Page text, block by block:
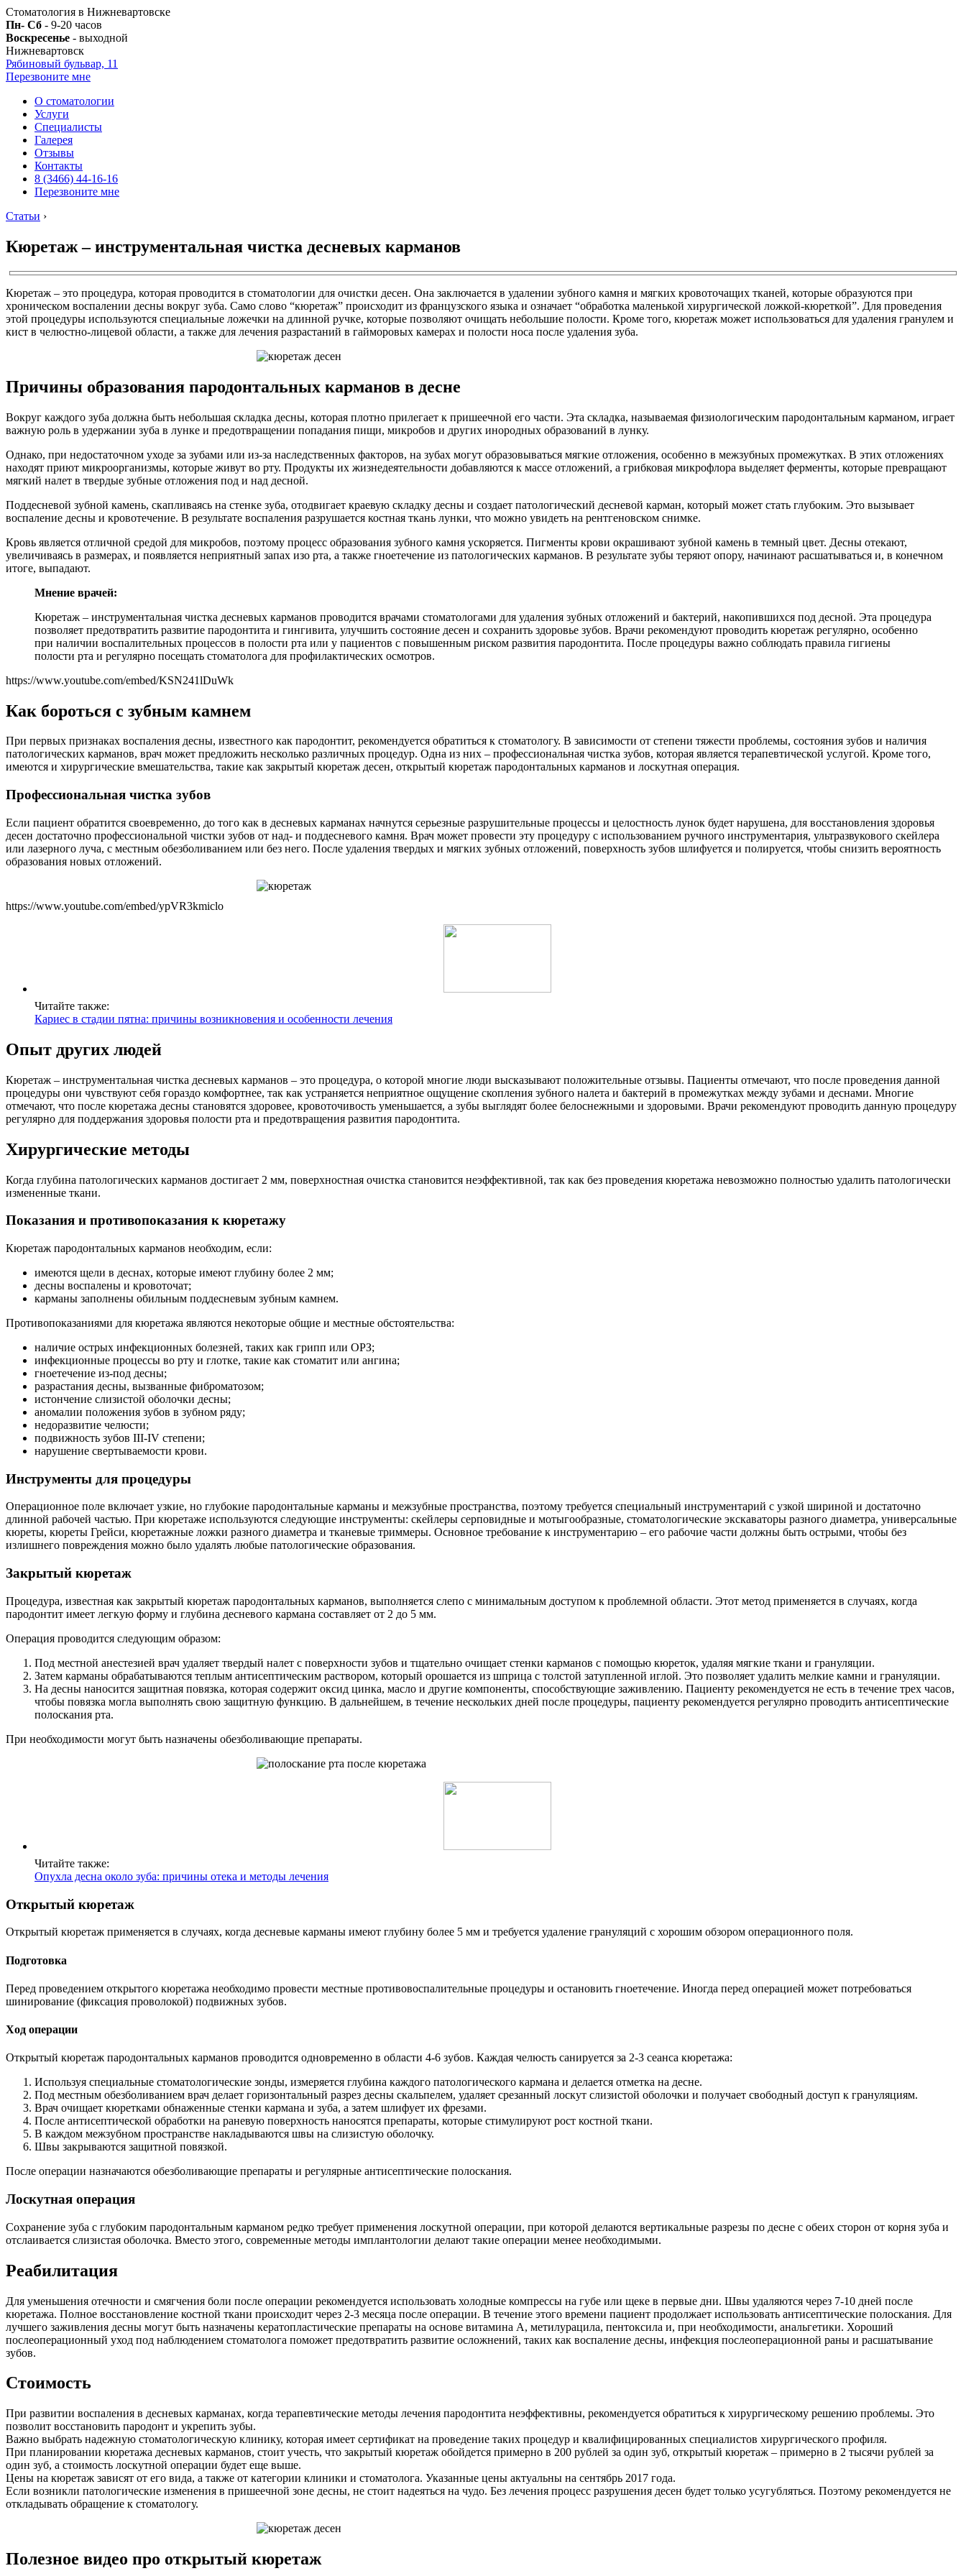
Стоматология в Нижневартовске
Пн- Сб - 9-20 часов
Воскресенье - выходной
Нижневартовск
Рябиновый бульвар, 11
Перезвоните мне
О стоматологии
Услуги
Специалисты
Галерея
Отзывы
Контакты
8 (3466) 44-16-16
Перезвоните мне
Статьи ›
Кюретаж – инструментальная чистка десневых карманов
Кюретаж – это процедура, которая проводится в стоматологии для очистки десен. Она заключается в удалении зубного камня и мягких кровоточащих тканей, которые образуются при
хроническом воспалении десны вокруг зуба. Само слово “кюретаж” происходит из французского языка и означает “обработка маленькой хирургической ложкой-кюреткой”. Для проведения
этой процедуры используются специальные ложечки на длинной ручке, которые позволяют очищать небольшие полости. Кроме того, кюретаж может использоваться для удаления гранулем и
кист в челюстно-лицевой области, а также для лечения разрастаний в гайморовых камерах и полости носа после удаления зуба.
Причины образования пародонтальных карманов в десне
Вокруг каждого зуба должна быть небольшая складка десны, которая плотно прилегает к пришеечной его части. Эта складка, называемая физиологическим пародонтальным карманом, играет
важную роль в удержании зуба в лунке и предотвращении попадания пищи, микробов и других инородных образований в лунку.
Однако, при недостаточном уходе за зубами или из-за наследственных факторов, на зубах могут образовываться мягкие отложения, особенно в межзубных промежутках. В этих отложениях
находят приют микроорганизмы, которые живут во рту. Продукты их жизнедеятельности добавляются к массе отложений, а грибковая микрофлора выделяет ферменты, которые превращают
мягкий налет в твердые зубные отложения под и над десной.
Поддесневой зубной камень, скапливаясь на стенке зуба, отодвигает краевую складку десны и создает патологический десневой карман, который может стать глубоким. Это вызывает
воспаление десны и кровотечение. В результате воспаления разрушается костная ткань лунки, что можно увидеть на рентгеновском снимке.
Кровь является отличной средой для микробов, поэтому процесс образования зубного камня ускоряется. Пигменты крови окрашивают зубной камень в темный цвет. Десны отекают,
увеличиваясь в размерах, и появляется неприятный запах изо рта, а также гноетечение из патологических карманов. В результате зубы теряют опору, начинают расшатываться и, в конечном
итоге, выпадают.
Мнение врачей:
Кюретаж – инструментальная чистка десневых карманов проводится врачами стоматологами для удаления зубных отложений и бактерий, накопившихся под десной. Эта процедура
позволяет предотвратить развитие пародонтита и гингивита, улучшить состояние десен и сохранить здоровье зубов. Врачи рекомендуют проводить кюретаж регулярно, особенно
при наличии воспалительных процессов в полости рта или у пациентов с повышенным риском развития пародонтита. После процедуры важно соблюдать правила гигиены
полости рта и регулярно посещать стоматолога для профилактических осмотров.
https://www.youtube.com/embed/KSN241lDuWk
Как бороться с зубным камнем
При первых признаках воспаления десны, известного как пародонтит, рекомендуется обратиться к стоматологу. В зависимости от степени тяжести проблемы, состояния зубов и наличия
патологических карманов, врач может предложить несколько различных процедур. Одна из них – профессиональная чистка зубов, которая является терапевтической услугой. Кроме того,
имеются и хирургические вмешательства, такие как закрытый кюретаж десен, открытый кюретаж пародонтальных карманов и лоскутная операция.
Профессиональная чистка зубов
Если пациент обратится своевременно, до того как в десневых карманах начнутся серьезные разрушительные процессы и целостность лунок будет нарушена, для восстановления здоровья
десен достаточно профессиональной чистки зубов от над- и поддесневого камня. Врач может провести эту процедуру с использованием ручного инструментария, ультразвукового скейлера
или лазерного луча, с местным обезболиванием или без него. После удаления твердых и мягких зубных отложений, поверхность зубов шлифуется и полируется, чтобы снизить вероятность
образования новых отложений.
https://www.youtube.com/embed/ypVR3kmiclo
Читайте также:
Кариес в стадии пятна: причины возникновения и особенности лечения
Опыт других людей
Кюретаж – инструментальная чистка десневых карманов – это процедура, о которой многие люди высказывают положительные отзывы. Пациенты отмечают, что после проведения данной
процедуры они чувствуют себя гораздо комфортнее, так как устраняется неприятное ощущение скопления зубного налета и бактерий в промежутках между зубами и деснами. Многие
отмечают, что после кюретажа десны становятся здоровее, кровоточивость уменьшается, а зубы выглядят более белоснежными и здоровыми. Врачи рекомендуют проводить данную процедуру
регулярно для поддержания здоровья полости рта и предотвращения развития пародонтита.
Хирургические методы
Когда глубина патологических карманов достигает 2 мм, поверхностная очистка становится неэффективной, так как без проведения кюретажа невозможно полностью удалить патологически
измененные ткани.
Показания и противопоказания к кюретажу
Кюретаж пародонтальных карманов необходим, если:
имеются щели в деснах, которые имеют глубину более 2 мм;
десны воспалены и кровоточат;
карманы заполнены обильным поддесневым зубным камнем.
Противопоказаниями для кюретажа являются некоторые общие и местные обстоятельства:
наличие острых инфекционных болезней, таких как грипп или ОРЗ;
инфекционные процессы во рту и глотке, такие как стоматит или ангина;
гноетечение из-под десны;
разрастания десны, вызванные фиброматозом;
истончение слизистой оболочки десны;
аномалии положения зубов в зубном ряду;
недоразвитие челюсти;
подвижность зубов III-IV степени;
нарушение свертываемости крови.
Инструменты для процедуры
Операционное поле включает узкие, но глубокие пародонтальные карманы и межзубные пространства, поэтому требуется специальный инструментарий с узкой шириной и достаточно
длинной рабочей частью. При кюретаже используются следующие инструменты: скейлеры серповидные и мотыгообразные, стоматологические экскаваторы разного диаметра, универсальные
кюреты, кюреты Грейси, кюретажные ложки разного диаметра и тканевые триммеры. Основное требование к инструментарию – его рабочие части должны быть острыми, чтобы без
излишнего повреждения можно было удалять любые патологические образования.
Закрытый кюретаж
Процедура, известная как закрытый кюретаж пародонтальных карманов, выполняется слепо с минимальным доступом к проблемной области. Этот метод применяется в случаях, когда
пародонтит имеет легкую форму и глубина десневого кармана составляет от 2 до 5 мм.
Операция проводится следующим образом:
Под местной анестезией врач удаляет твердый налет с поверхности зубов и тщательно очищает стенки карманов с помощью кюреток, удаляя мягкие ткани и грануляции.
Затем карманы обрабатываются теплым антисептическим раствором, который орошается из шприца с толстой затупленной иглой. Это позволяет удалить мелкие камни и грануляции.
На десны наносится защитная повязка, которая содержит оксид цинка, масло и другие компоненты, способствующие заживлению. Пациенту рекомендуется не есть в течение трех часов,
чтобы повязка могла выполнять свою защитную функцию. В дальнейшем, в течение нескольких дней после процедуры, пациенту рекомендуется регулярно проводить антисептические
полоскания рта.
При необходимости могут быть назначены обезболивающие препараты.
Читайте также:
Опухла десна около зуба: причины отека и методы лечения
Открытый кюретаж
Открытый кюретаж применяется в случаях, когда десневые карманы имеют глубину более 5 мм и требуется удаление грануляций с хорошим обзором операционного поля.
Подготовка
Перед проведением открытого кюретажа необходимо провести местные противовоспалительные процедуры и остановить гноетечение. Иногда перед операцией может потребоваться
шинирование (фиксация проволокой) подвижных зубов.
Ход операции
Открытый кюретаж пародонтальных карманов проводится одновременно в области 4-6 зубов. Каждая челюсть санируется за 2-3 сеанса кюретажа:
Используя специальные стоматологические зонды, измеряется глубина каждого патологического кармана и делается отметка на десне.
Под местным обезболиванием врач делает горизонтальный разрез десны скальпелем, удаляет срезанный лоскут слизистой оболочки и получает свободный доступ к грануляциям.
Врач очищает кюретками обнаженные стенки кармана и зуба, а затем шлифует их фрезами.
После антисептической обработки на раневую поверхность наносятся препараты, которые стимулируют рост костной ткани.
В каждом межзубном пространстве накладываются швы на слизистую оболочку.
Швы закрываются защитной повязкой.
После операции назначаются обезболивающие препараты и регулярные антисептические полоскания.
Лоскутная операция
Сохранение зуба с глубоким пародонтальным карманом редко требует применения лоскутной операции, при которой делаются вертикальные разрезы по десне с обеих сторон от корня зуба и
отслаивается слизистая оболочка. Вместо этого, современные методы имплантологии делают такие операции менее необходимыми.
Реабилитация
Для уменьшения отечности и смягчения боли после операции рекомендуется использовать холодные компрессы на губе или щеке в первые дни. Швы удаляются через 7-10 дней после
кюретажа. Полное восстановление костной ткани происходит через 2-3 месяца после операции. В течение этого времени пациент продолжает использовать антисептические полоскания. Для
лучшего заживления десны могут быть назначены кератопластические препараты на основе витамина А, метилурацила, пентоксила и, при необходимости, анальгетики. Хороший
послеоперационный уход под наблюдением стоматолога поможет предотвратить развитие осложнений, таких как воспаление десны, инфекция послеоперационной раны и расшатывание
зубов.
Стоимость
При развитии воспаления в десневых карманах, когда терапевтические методы лечения пародонтита неэффективны, рекомендуется обратиться к хирургическому решению проблемы. Это
позволит восстановить пародонт и укрепить зубы.
Важно выбрать надежную стоматологическую клинику, которая имеет сертификат на проведение таких процедур и квалифицированных специалистов хирургического профиля.
При планировании кюретажа десневых карманов, стоит учесть, что закрытый кюретаж обойдется примерно в 200 рублей за один зуб, открытый кюретаж – примерно в 2 тысячи рублей за
один зуб, а стоимость лоскутной операции будет еще выше.
Цены на кюретаж зависят от его вида, а также от категории клиники и стоматолога. Указанные цены актуальны на сентябрь 2017 года.
Если возникли патологические изменения в пришеечной зоне десны, не стоит надеяться на чудо. Без лечения процесс разрушения десен будет только усугубляться. Поэтому рекомендуется не
откладывать обращение к стоматологу.
Полезное видео про открытый кюретаж